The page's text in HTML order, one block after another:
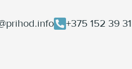
+375 152 39